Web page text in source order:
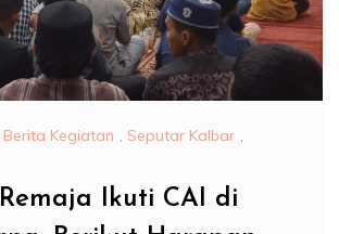
Berita Kegiatan , Seputar Kalbar ,
Ikuti CAI di